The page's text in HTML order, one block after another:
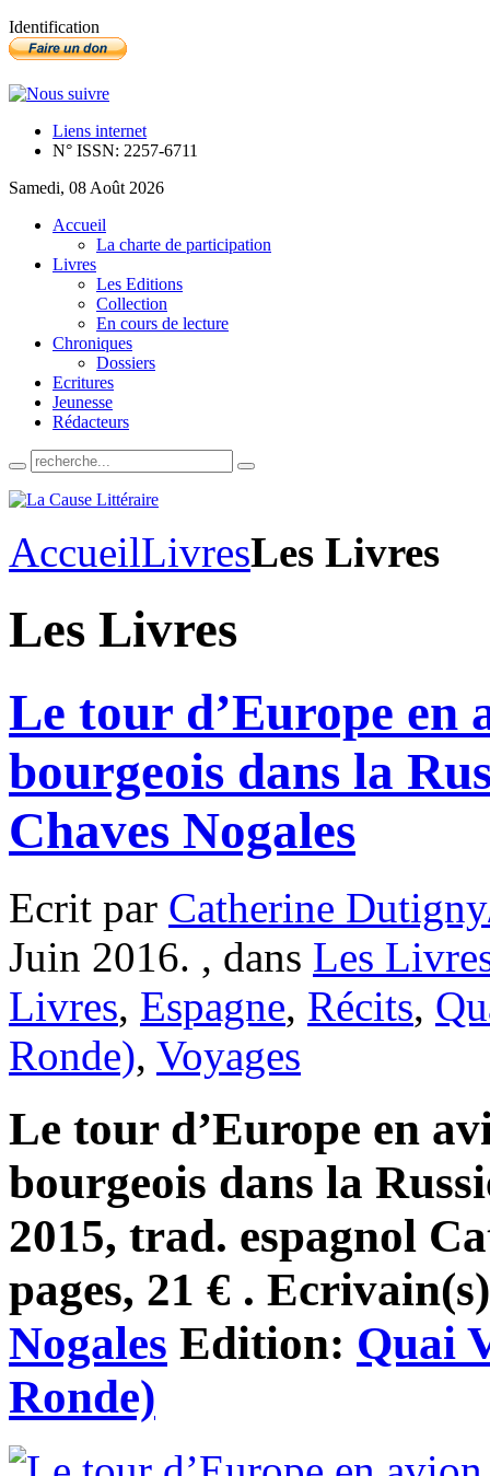
Identification
Liens internet
N° ISSN: 2257-6711
Samedi, 08 Août 2026
Accueil
La charte de participation
Livres
Les Editions
Collection
En cours de lecture
Chroniques
Dossiers
Ecritures
Jeunesse
Rédacteurs
AccueilLivresLes Livres
Les Livres
Le tour d’Europe en
bourgeois dans la
Chaves Nogales
Ecrit par Catherine
Juin 2016. , dans Les
Livres, Espagne, Récits,
Ronde), Voyages
Le tour d’Europe en
bourgeois dans la
2015, trad. espagnol
pages, 21 € .
Nogales Edition: Quai
Ronde)